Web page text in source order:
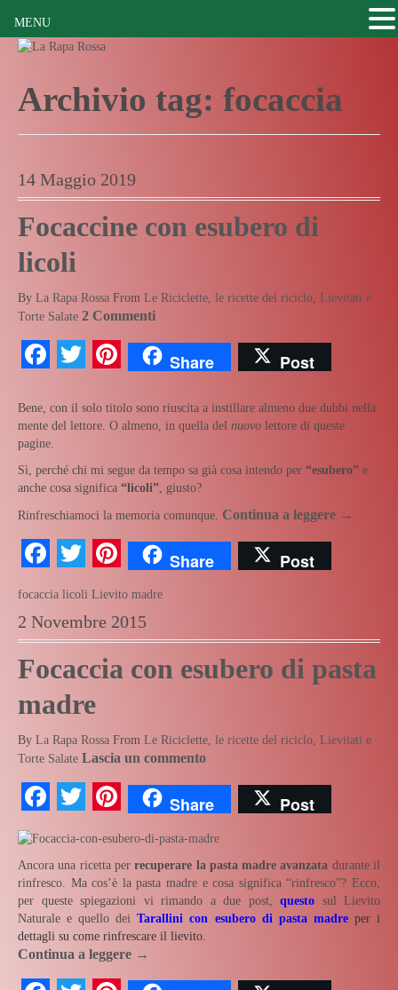
Archivio tag: focaccia
14 Maggio 2019
Focaccine con esubero di
licoli
By La Rapa Rossa From Le Riciclette, le ricette del riciclo, Lievitati e
Torte Salate 2 Commenti
Facebook
TwitterPinterest
Share Post
Bene, con il solo titolo sono riuscita a instillare almeno due dubbi nella
mente del lettore. O almeno, in quella del nuovo lettore di queste
pagine.
Sì, perché chi mi segue da tempo sa già cosa intendo per “esubero” e
anche cosa significa “licoli”, giusto?
Rinfreschiamoci la memoria comunque. Continua a leggere →
Facebook
TwitterPinterest
Share Post
focaccia licoli Lievito madre
2 Novembre 2015
Focaccia con esubero di pasta
madre
By La Rapa Rossa From Le Riciclette, le ricette del riciclo, Lievitati e
Torte Salate Lascia un commento
Facebook
TwitterPinterest
Share Post
Ancora una ricetta perrecuperare la pasta madre avanzata durante il
rinfresco. Ma cos’è la pasta madre e cosa significa “rinfresco”? Ecco,
per queste spiegazioni vi rimando a due post, questo sul Lievito
Naturale e quello deiTarallini con esubero di pasta madre per i
dettagli su come rinfrescare il lievito.
Continua a leggere →
MENU